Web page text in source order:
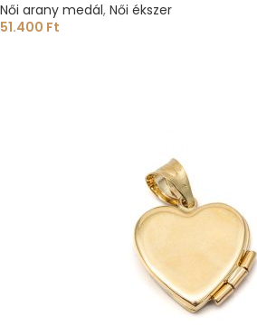
Női arany medál, Női ékszer
51.400 Ft